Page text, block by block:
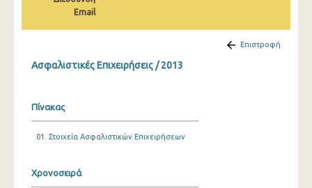
2003Email
Επιστροφή
Ασφαλιστικές Επιχειρήσεις / 2013
Πίνακας
01. Στοιχεία Ασφαλιστικών Επιχειρήσεων
Χρονοσειρά